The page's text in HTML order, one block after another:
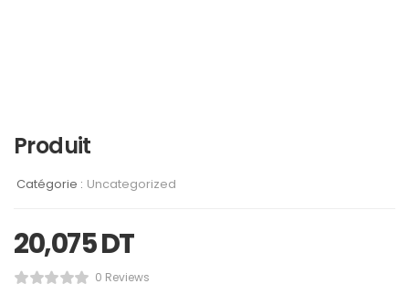
Produit
Catégorie : Uncategorized
20,075DT
0 Reviews